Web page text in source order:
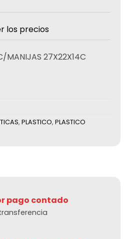
los precios
MANIJAS 27X22X14C
, PLASTICO, PLASTICO
pago contado